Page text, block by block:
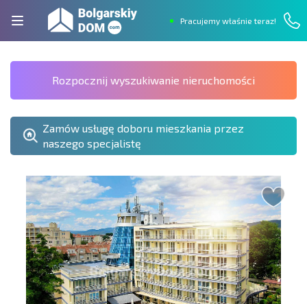
Pracujemy właśnie teraz!
Rozpocznij wyszukiwanie nieruchomości
Zamów usługę doboru mieszkania przez
naszego specjalistę